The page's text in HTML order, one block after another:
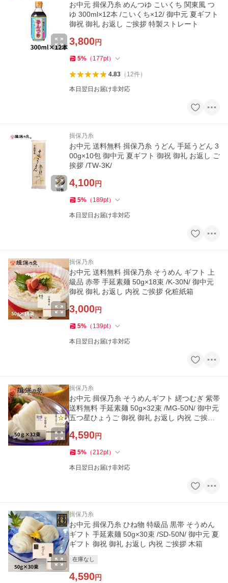
お中元 揖保乃糸 めんつゆ こいくち 関東風 つ
ゆ 300ml×12本 /こいくち×12/ 御中元 夏ギフト
御祝 御礼 お返し ご挨拶 特製ストレート
3,800円
5% （ 177pt）
4.83（ 12件）
本日翌日お届け非対応
揖保乃糸
お中元 送料無料 揖保乃糸 うどん 手延うどん 3
00g×10包 御中元 夏ギフト 御祝 御礼 お返し ご
挨拶 /TW-3K/
4,100円
5% （ 189pt）
本日翌日お届け非対応
揖保乃糸
お中元 送料無料 揖保乃糸 そうめん ギフト 上
級品 赤帯 手延素麺 50g×18束 /K-30N/ 御中元
御祝 御礼 お返し 内祝 ご挨拶 化粧紙箱
3,000円
5% （ 139pt）
本日翌日お届け非対応
揖保乃糸
お中元 揖保乃糸 そうめんギフト 縒つむぎ 紫帯
送料無料 手延素麺 50g×32束 /MG-50N/ 御中元
五つ星ひょうご 御祝 御礼 お返し 内祝 ご挨拶
4,590円
5% （212pt）
本日翌日お届け非対応
揖保乃糸
お中元 揖保乃糸 ひね物 特級品 黒帯 そうめん
ギフト 手延素麺 50g×30束 /SD-50N/ 御中元 夏
ギフト 御祝 御礼 お返し 内祝 ご挨拶 木箱
在庫なし
4,590円